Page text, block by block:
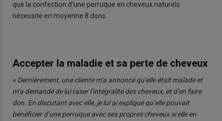
que la confection d’une perruque en cheveux naturels
nécessite en moyenne 8 dons.
Accepter la maladie et sa perte de cheveux
« Dernièrement, une cliente m’a annoncé qu’elle était malade et
m’a demandé de lui raser l’intégralité des cheveux, et d’en faire
don. En discutant avec elle, je lui ai expliqué qu’elle pouvait
bénéficier d’une perruque avec ses propres cheveux si elle en